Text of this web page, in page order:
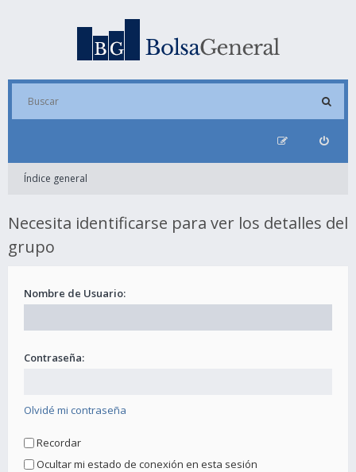
Índice general
Necesita identificarse para ver los detalles del
grupo
Nombre de Usuario:
Contraseña:
Olvidé mi contraseña
Recordar
Ocultar mi estado de conexión en esta sesión